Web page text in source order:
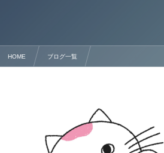
HOME ブログ一覧